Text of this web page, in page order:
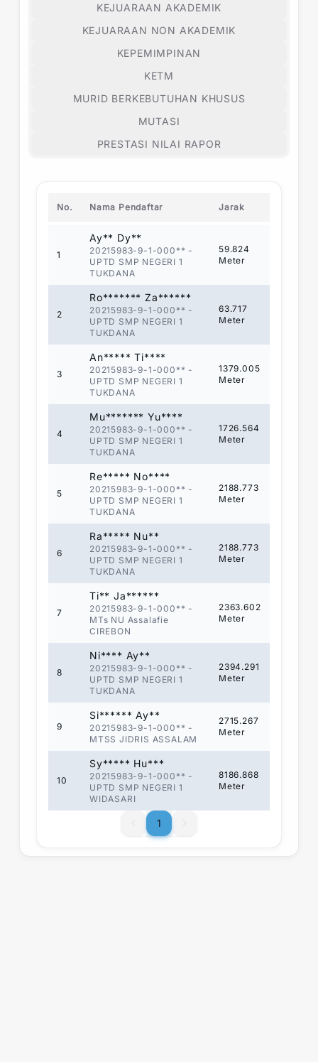
KEJUARAAN AKADEMIK
KEJUARAAN NON AKADEMIK
KEPEMIMPINAN
KETM
MURID BERKEBUTUHAN KHUSUS
MUTASI
PRESTASI NILAI RAPOR
No. Nama Pendaftar Jarak
1
Ay** Dy**
20215983-9-1-000** -
UPTD SMP NEGERI 1
TUKDANA
59.824
Meter
2
Ro******* Za******
20215983-9-1-000** -
UPTD SMP NEGERI 1
TUKDANA
63.717
Meter
3
An***** Ti****
20215983-9-1-000** -
UPTD SMP NEGERI 1
TUKDANA
1379.005
Meter
4
Mu******* Yu****
20215983-9-1-000** -
UPTD SMP NEGERI 1
TUKDANA
1726.564
Meter
5
Re***** No****
20215983-9-1-000** -
UPTD SMP NEGERI 1
TUKDANA
2188.773
Meter
6
Ra***** Nu**
20215983-9-1-000** -
UPTD SMP NEGERI 1
TUKDANA
2188.773
Meter
7
Ti** Ja******
20215983-9-1-000** -
MTs NU Assalafie
CIREBON
2363.602
Meter
8
Ni**** Ay**
20215983-9-1-000** -
UPTD SMP NEGERI 1
TUKDANA
2394.291
Meter
9
Si****** Ay**
20215983-9-1-000** -
MTSS JIDRIS ASSALAM
2715.267
Meter
10
Sy***** Hu***
20215983-9-1-000** -
UPTD SMP NEGERI 1
WIDASARI
8186.868
Meter
1
1